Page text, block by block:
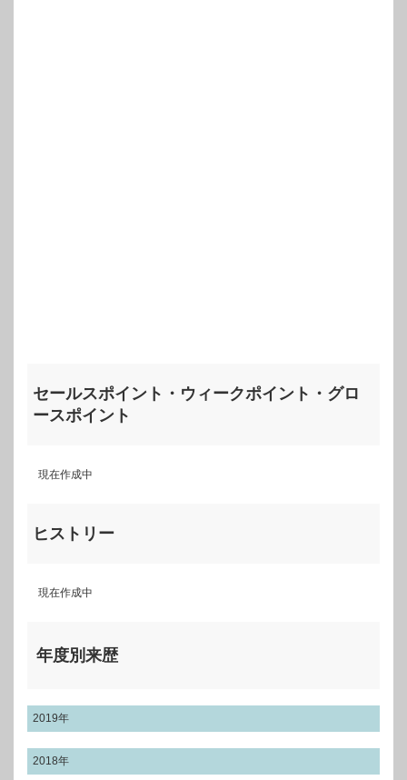
セールスポイント・ウィークポイント・グロ
ースポイント
現在作成中
ヒストリー
現在作成中
年度別来歴
2019年
2018年